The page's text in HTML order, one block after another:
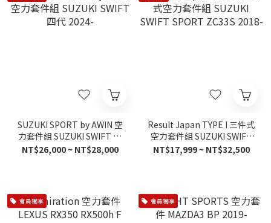
SUZUKI SPORT by AWIN 空
力套件組 SUZUKI SWIFT 四
代 2024-
NT$26,000 ~ NT$28,000
Result Japan TYPE I 三件式
空力套件組 SUZUKI SWIFT
SPORT ZC33S 2018-
NT$17,999 ~ NT$32,500
會員獨享 會員獨享